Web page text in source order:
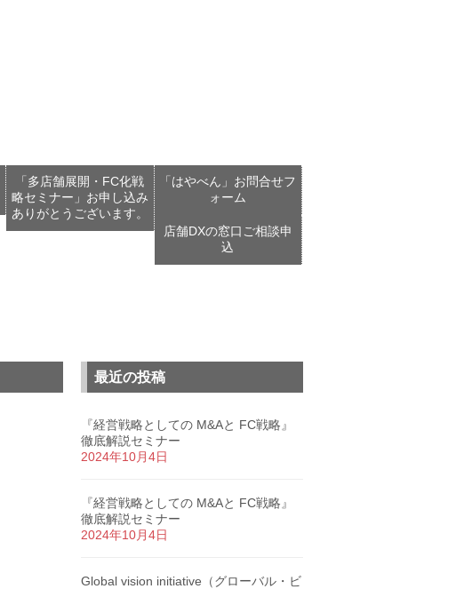
「多店舗展開・FC化戦
略セミナー」お申し込み
ありがとうございます。
「はやべん」お問合せフ
ォーム
店舗DXの窓口ご相談申
込
最近の投稿
『経営戦略としての M&Aと FC戦略』
徹底解説セミナー
2024年10月4日
『経営戦略としての M&Aと FC戦略』
徹底解説セミナー
2024年10月4日
Global vision initiative（グローバル・ビ